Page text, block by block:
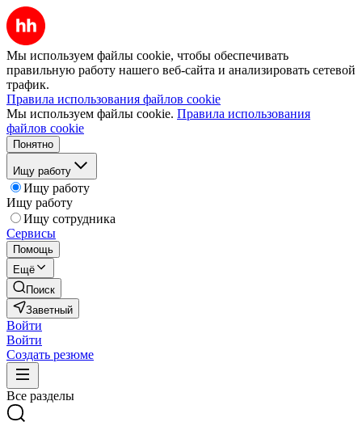
Мы используем файлы cookie, чтобы обеспечивать
правильную работу нашего веб-сайта и анализировать сетевой
трафик.
Правила использования файлов cookie
Мы используем файлы cookie. Правила использования
файлов cookie
Понятно
Ищу работу
Ищу работу
Ищу работу
Ищу сотрудника
Сервисы
Помощь
Ещё
Поиск
Заветный
Войти
Войти
Создать резюме
Все разделы